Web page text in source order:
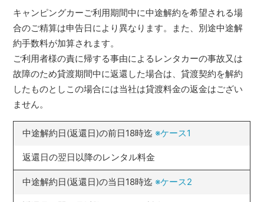
キャンピングカーご利用期間中に中途解約を希望される場
合のご精算は申告日により異なります。また、別途中途解
約手数料が加算されます。
ご利用者様の責に帰する事由によるレンタカーの事故又は
故障のため貸渡期間中に返還した場合は、貸渡契約を解約
したものとしこの場合には当社は貸渡料金の返金はござい
ません。
中途解約日(返還日)の前日18時迄 ※ケース1
返還日の翌日以降のレンタル料金
中途解約日(返還日)の当日18時迄 ※ケース2